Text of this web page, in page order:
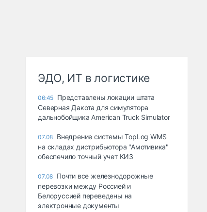
ЭДО, ИТ в логистике
06:45 Представлены локации штата
Северная Дакота для симулятора
дальнобойщика American Truck Simulator
07.08 Внедрение системы TopLog WMS
на складах дистрибьютора "Амотивика"
обеспечило точный учет КИЗ
07.08 Почти все железнодорожные
перевозки между Россией и
Белоруссией переведены на
электронные документы